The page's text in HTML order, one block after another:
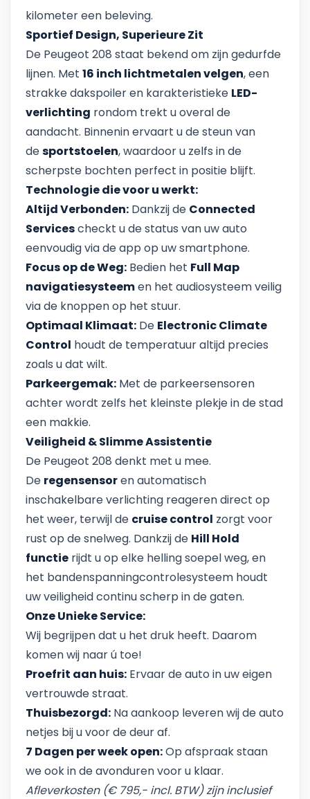
kilometer een beleving.
Sportief Design, Superieure Zit
De Peugeot 208 staat bekend om zijn gedurfde
lijnen. Met 16 inch lichtmetalen velgen, een
strakke dakspoiler en karakteristieke LED-
verlichting rondom trekt u overal de
aandacht. Binnenin ervaart u de steun van
desportstoelen, waardoor u zelfs in de
scherpste bochten perfect in positie blijft.
Technologie die voor u werkt:
Altijd Verbonden: Dankzij de Connected
Servicescheckt u de status van uw auto
eenvoudig via de app op uw smartphone.
Focus op de Weg: Bedien het Full Map
navigatiesysteemen het audiosysteem veilig
via de knoppen op het stuur.
Optimaal Klimaat: De Electronic Climate
Control houdt de temperatuur altijd precies
zoals u dat wilt.
Parkeergemak: Met de parkeersensoren
achter wordt zelfs het kleinste plekje in de stad
een makkie.
Veiligheid & Slimme Assistentie
De Peugeot 208 denkt met u mee.
De regensensoren automatisch
inschakelbare verlichting reageren direct op
het weer, terwijl de cruise control zorgt voor
rust op de snelweg. Dankzij de Hill Hold
functie rijdt u op elke helling soepel weg, en
het bandenspanningcontrolesysteem houdt
uw veiligheid continu scherp in de gaten.
Onze Unieke Service:
Wij begrijpen dat u het druk heeft. Daarom
komen wij naar ú toe!
Proefrit aan huis: Ervaar de auto in uw eigen
vertrouwde straat.
Thuisbezorgd: Na aankoop leveren wij de auto
netjes bij u voor de deur af.
7 Dagen per week open:Op afspraak staan
we ook in de avonduren voor u klaar.
Afleverkosten (€ 795,- incl. BTW) zijn inclusief